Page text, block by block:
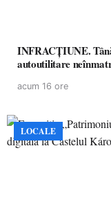
INFRACȚIUNE.
autoutilitare
acum 16 ore
LOCALE